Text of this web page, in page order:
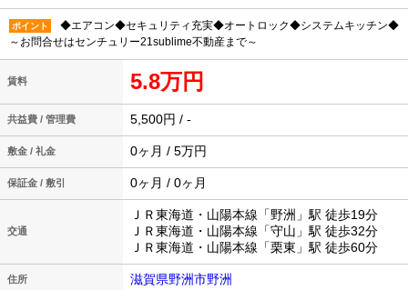
ポイント
◆エアコン◆セキュリティ充実◆オートロック◆システムキッチン◆
～お問合せはセンチュリー21sublime不動産まで～
賃料 5.8万円
共益費 / 管理費 5,500円 / -
敷金 / 礼金 0ヶ月 / 5万円
保証金 / 敷引 0ヶ月 / 0ヶ月
交通
ＪＲ東海道・山陽本線「野洲」駅 徒歩19分
ＪＲ東海道・山陽本線「守山」駅 徒歩32分
ＪＲ東海道・山陽本線「栗東」駅 徒歩60分
住所 滋賀県野洲市野洲